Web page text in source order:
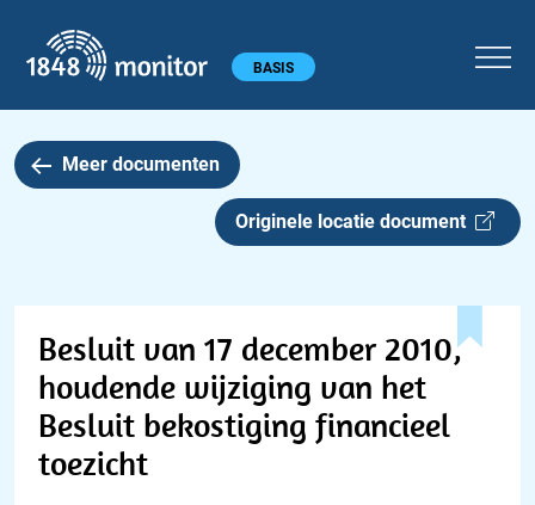
Hoofdmenu BASIS
Meer documenten
Originele locatie document
Besluit van 17 december 2010,
houdende wijziging van het
Besluit bekostiging financieel
toezicht